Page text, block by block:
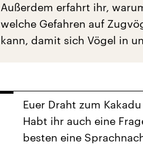
Außerdem erfahrt ihr,
welche Gefahren auf
kann, damit sich Vögel in
Euer Draht zum Kakadu
Habt ihr auch eine
besten eine